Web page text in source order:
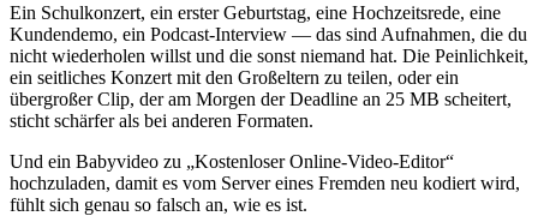
Ein Schulkonzert, ein erster Geburtstag, eine Hochzeitsrede, eine
Kundendemo, ein Podcast-Interview — das sind Aufnahmen, die du
nicht wiederholen willst und die sonst niemand hat. Die Peinlichkeit,
ein seitliches Konzert mit den Großeltern zu teilen, oder ein
übergroßer Clip, der am Morgen der Deadline an 25 MB scheitert,
sticht schärfer als bei anderen Formaten.
Und ein Babyvideo zu „Kostenloser Online-Video-Editor“
hochzuladen, damit es vom Server eines Fremden neu kodiert wird,
fühlt sich genau so falsch an, wie es ist.